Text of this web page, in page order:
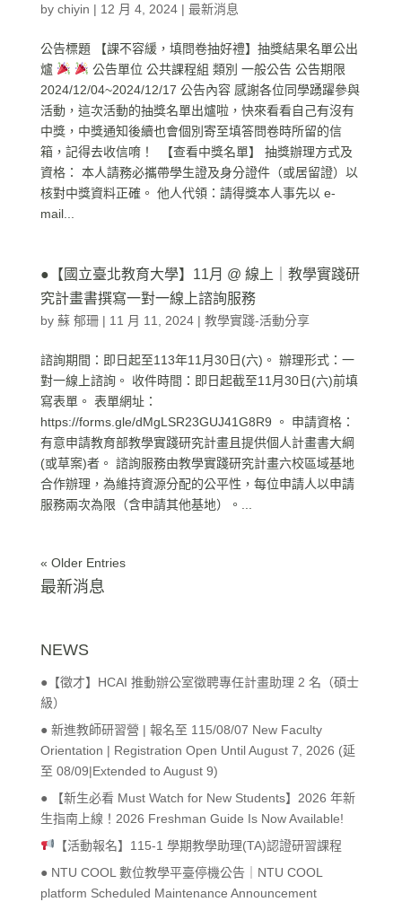
by chiyin | 12 月 4, 2024| 最新消息
公告標題 【課不容緩，填問卷抽好禮】抽獎結果名單公出
爐
公告單位 公共課程組 類別 一般公告 公告期限
2024/12/04~2024/12/17 公告內容 感謝各位同學踴躍參與
活動，這次活動的抽獎名單出爐啦，快來看看自己有沒有
中獎，中獎通知後續也會個別寄至填答問卷時所留的信
箱，記得去收信唷！ 【查看中獎名單】 抽獎辦理方式及
資格： 本人請務必攜帶學生證及身分證件（或居留證）以
核對中獎資料正確。 他人代領：請得獎本人事先以 e-
mail...
●【國立臺北教育大學】11月 @ 線上｜教學實踐研
究計畫書撰寫一對一線上諮詢服務
by 蘇 郁珊| 11 月 11, 2024| 教學實踐-活動分享
諮詢期間：即日起至113年11月30日(六)。 辦理形式：一
對一線上諮詢。 收件時間：即日起截至11月30日(六)前填
寫表單。 表單網址：
https://forms.gle/dMgLSR23GUJ41G8R9 。 申請資格：
有意申請教育部教學實踐研究計畫且提供個人計畫書大綱
(或草案)者。 諮詢服務由教學實踐研究計畫六校區域基地
合作辦理，為維持資源分配的公平性，每位申請人以申請
服務兩次為限（含申請其他基地）。...
« Older Entries
最新消息
NEWS
●【徵才】HCAI 推動辦公室徵聘專任計畫助理 2 名（碩士
級）
● 新進教師研習營 | 報名至 115/08/07 New Faculty
Orientation | Registration Open Until August 7, 2026 (延
至 08/09|Extended to August 9)
● 【新生必看 Must Watch for New Students】2026 年新
生指南上線！2026 Freshman Guide Is Now Available!
【活動報名】115-1 學期教學助理(TA)認證研習課程
● NTU COOL 數位教學平臺停機公告｜NTU COOL
platform Scheduled Maintenance Announcement